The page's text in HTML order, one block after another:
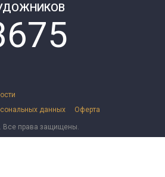
данных
Оферта
Все права защищены.